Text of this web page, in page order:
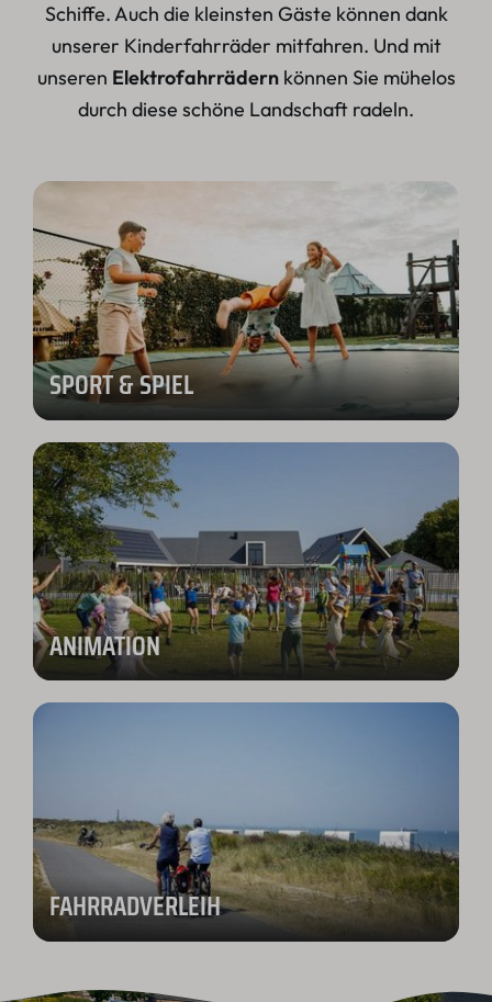
Schiffe. Auch die kleinsten Gäste können dank
unserer Kinderfahrräder mitfahren. Und mit
unseren Elektrofahrrädernkönnen Sie mühelos
durch diese schöne Landschaft radeln.
SPORT & SPIEL
ANIMATION
FAHRRADVERLEIH